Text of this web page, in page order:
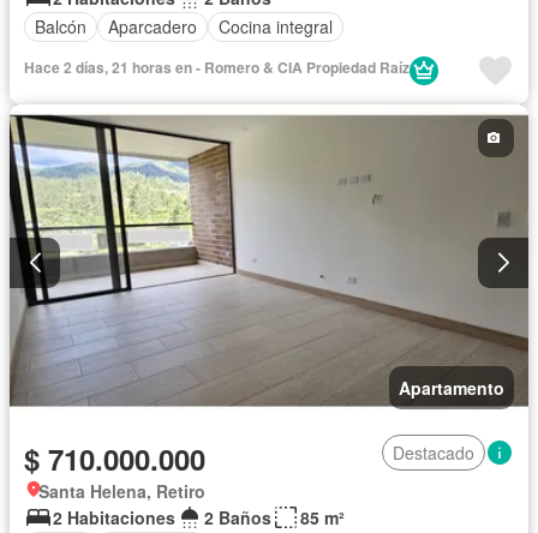
Balcón
Aparcadero Cocina integral
Hace 2 días, 21 horas en - Romero & CIA Propiedad Raí­z
Apartamento
$ 710.000.000
Destacado
Santa Helena, Retiro
2 Habitaciones
2 Baños
85 m²